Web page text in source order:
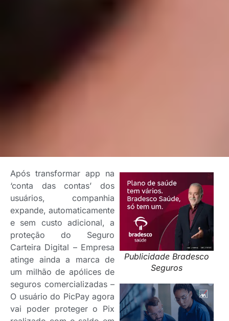
Publicidade Bradesco
Seguros
Após transformar app na
‘conta das contas’ dos
usuários, companhia
expande, automaticamente
e sem custo adicional, a
proteção do Seguro
Carteira Digital – Empresa
atinge ainda a marca de
um milhão de apólices de
seguros comercializadas –
O usuário do PicPay agora
vai poder proteger o Pix